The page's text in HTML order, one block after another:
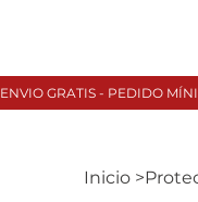
Inicio >